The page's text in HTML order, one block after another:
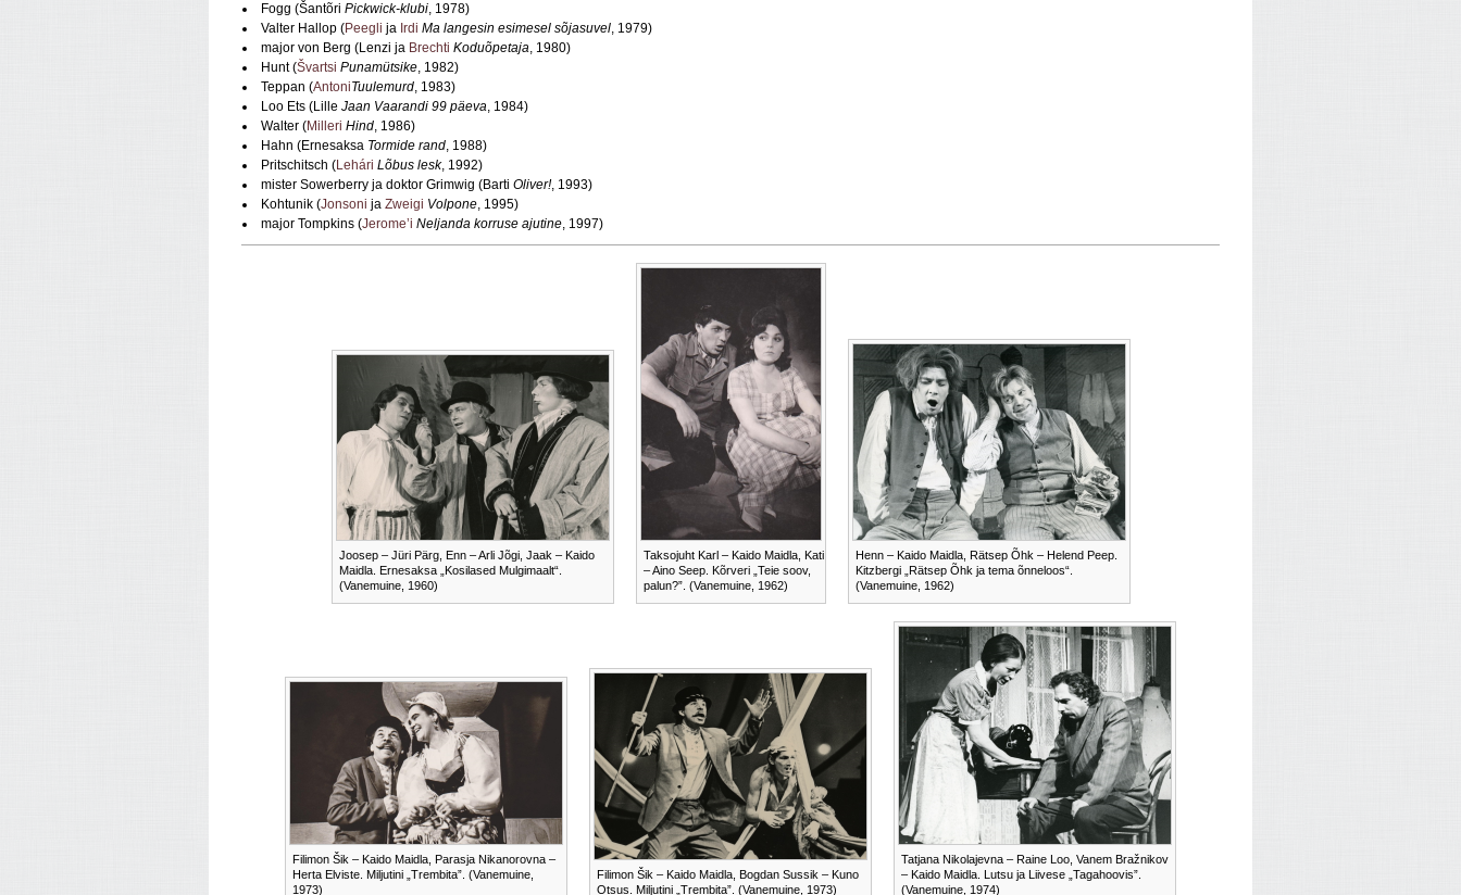
Fogg (Šantõri Pickwick‑klubi, 1978)
Valter Hallop (Peegli ja Irdi Ma langesin esimesel sõjasuvel, 1979)
major von Berg (Lenzi ja Brechti Koduõpetaja, 1980)
Hunt (Švartsi Punamütsike, 1982)
Teppan (AntoniTuulemurd, 1983)
Loo Ets (Lille Jaan Vaarandi 99 päeva, 1984)
Walter (Milleri Hind, 1986)
Hahn (Ernesaksa Tormide rand, 1988)
Pritschitsch (Lehári Lõbus lesk, 1992)
mister Sowerberry ja doktor Grimwig (Barti Oliver!, 1993)
Kohtunik (Jonsoni ja Zweigi Volpone, 1995)
major Tompkins (Jerome’i Neljanda korruse ajutine, 1997)
Joosep – Jüri Pärg, Enn – Arli Jõgi, Jaak – Kaido
Maidla. Ernesaksa „Kosilased Mulgimaalt“.
(Vanemuine, 1960)
Taksojuht Karl – Kaido Maidla, Kati
– Aino Seep. Kõrveri „Teie soov,
palun?”. (Vanemuine, 1962)
Henn – Kaido Maidla, Rätsep Õhk – Helend Peep.
Kitzbergi „Rätsep Õhk ja tema õnneloos“.
(Vanemuine, 1962)
Filimon Šik – Kaido Maidla, Parasja Nikanorovna –
Herta Elviste. Miljutini „Trembita”. (Vanemuine,
1973)
Filimon Šik – Kaido Maidla, Bogdan Sussik – Kuno
Otsus. Miljutini „Trembita”. (Vanemuine, 1973)
Tatjana Nikolajevna – Raine Loo, Vanem Bražnikov
– Kaido Maidla. Lutsu ja Liivese „Tagahoovis”.
(Vanemuine, 1974)